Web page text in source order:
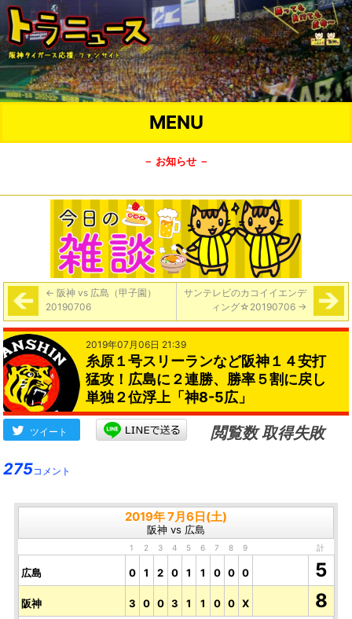
MENU
－ お知らせ －
← 阪神 vs 広島（甲子園）
20190706
サンテレビのカコイイエンデ
ィング☆20190706 →
2019年07月06日 21:39
糸原１号スリーランなど阪神１４安打
猛攻！広島に２連勝、勝率５割に戻し
単独２位浮上「神8-5広」
ツイート
閲覧数 取得失敗
275コメント
2019年 7月6日(土)
阪神 vs 広島
1 2 3 4 5 6 7 8 9 計
広島 0 1 2 0 1 1 0 0 0 5
阪神 3 0 0 3 1 1 0 0 X 8